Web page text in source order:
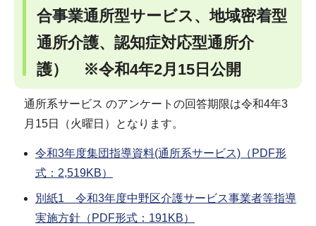
合事業通所型サービス、地域密着型
通所介護、認知症対応型通所介
護） ※令和4年2月15日公開
通所系サービス のアンケートの回答期限は令和4年3
月15日（火曜日）となります。
令和3年度集団指導資料(通所系サービス)（PDF形
式：2,519KB）
別紙1 令和3年度中野区介護サービス事業者等指導
実施方針（PDF形式：191KB）